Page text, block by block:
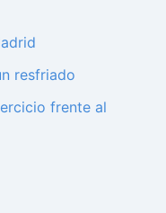
resfriado
frente al